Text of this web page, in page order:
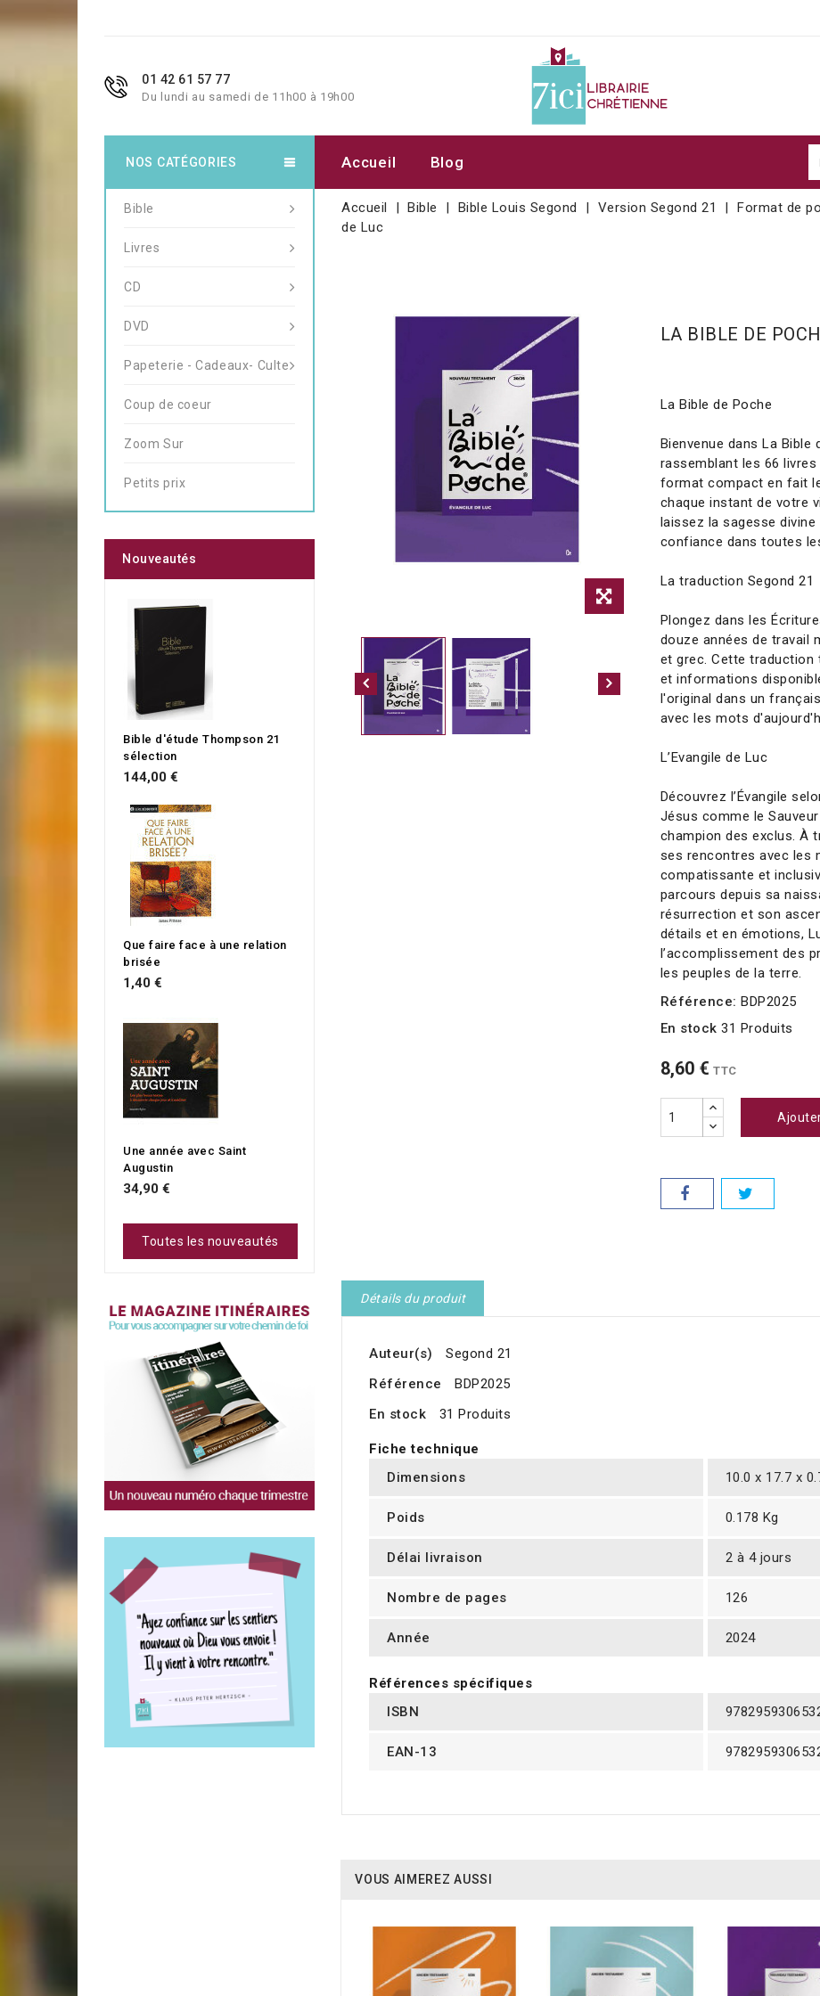
01 42 61 57 77
Du lundi au samedi de 11h00 à 19h00
Accueil Blog
Accueil Bible Bible Louis Segond Version Segond 21 Format de
de Luc
LA BIBLE DE
La Bible de Poche
Bienvenue dans La
rassemblant les 66
format compact en fait
chaque instant de votre
laissez la sagesse
confiance dans toutes
La traduction Segond 21
Plongez dans les
douze années de travail
et grec. Cette traduction
et informations
l'original dans un
avec les mots
L’Evangile de Luc
Découvrez l’Évangile
Jésus comme le
champion des exclus. À
ses rencontres avec les
compatissante et
parcours depuis sa
résurrection et son
détails et en émotions,
l’accomplissement des
les peuples de la terre.
Référence: BDP2025
En stock 31 Produits
8,60 € TTC
Détails du produit
Auteur(s)
Segond 21
Référence
BDP2025
En stock
31 Produits
Fiche technique
Dimensions
10.0 x 17.7 x
Poids 0.178 Kg
Délai livraison 2 à 4 jours
Nombre de pages 126
Année 2024
Références spécifiques
ISBN
EAN-13
VOUS AIMEREZ AUSSI
NOS CATÉGORIES
Bible
Livres
CD
DVD
Papeterie - Cadeaux- Culte
Coup de coeur
Zoom Sur
Petits prix
Nouveautés
Bible d'étude Thompson 21
sélection
144,00 €
Que faire face à une relation
brisée
1,40 €
Une année avec Saint
Augustin
34,90 €
Toutes les nouveautés